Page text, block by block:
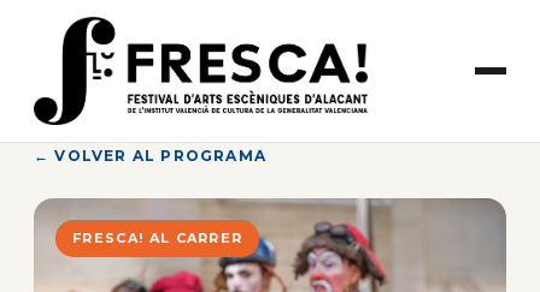
contenido
← VOLVER AL PROGRAMA
FRESCA! AL CARRER